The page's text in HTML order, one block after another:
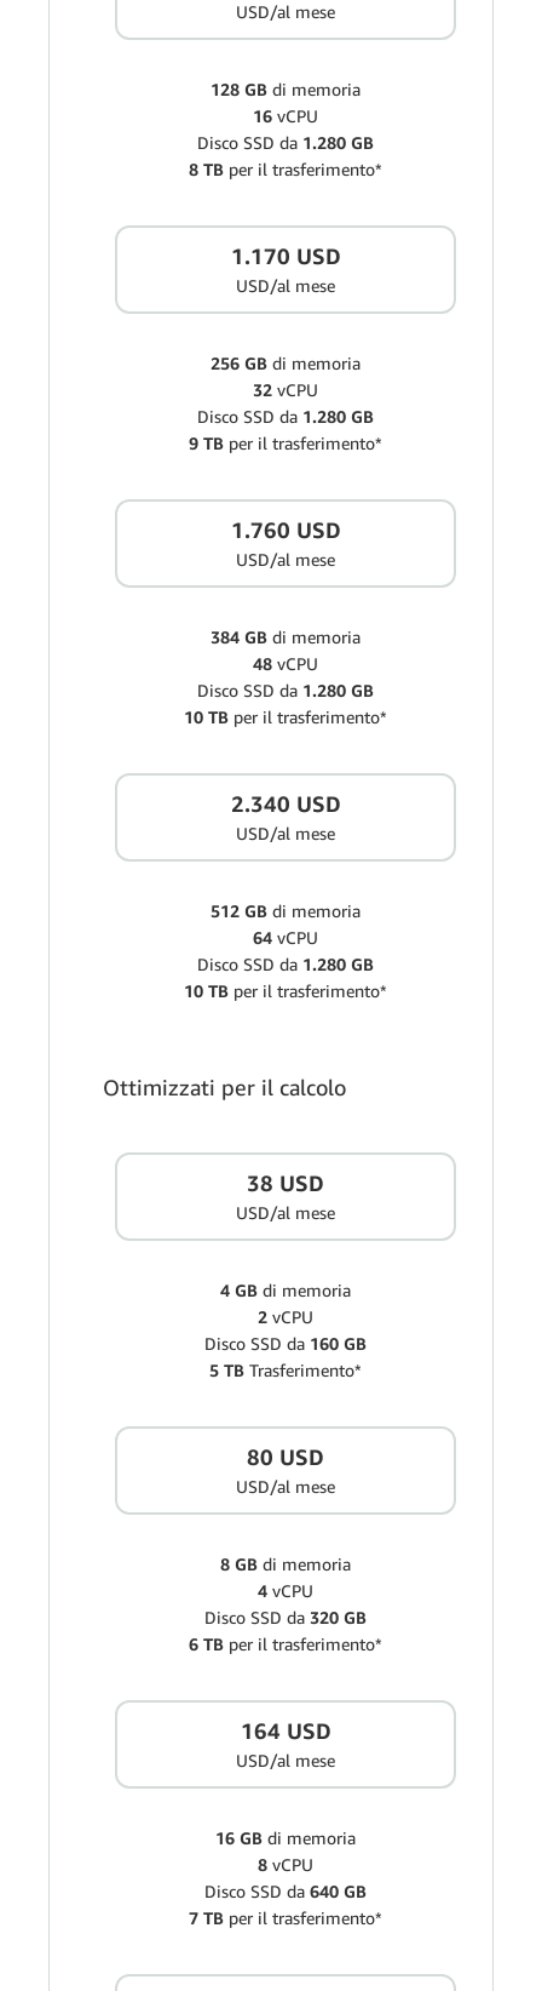
USD/al mese
128 GB di memoria
16 vCPU
Disco SSD da 1.280 GB
8 TB per il trasferimento*
1.170 USD
USD/al mese
256 GB di memoria
32 vCPU
Disco SSD da 1.280 GB
9 TB per il trasferimento*
1.760 USD
USD/al mese
384 GB di memoria
48 vCPU
Disco SSD da 1.280 GB
10 TB per il trasferimento*
2.340 USD
USD/al mese
512 GB di memoria
64 vCPU
Disco SSD da 1.280 GB
10 TB per il trasferimento*
Ottimizzati per il calcolo
38 USD
USD/al mese
4 GB di memoria
2 vCPU
Disco SSD da 160 GB
5 TB Trasferimento*
80 USD
USD/al mese
8 GB di memoria
4 vCPU
Disco SSD da 320 GB
6 TB per il trasferimento*
164 USD
USD/al mese
16 GB di memoria
8 vCPU
Disco SSD da 640 GB
7 TB per il trasferimento*